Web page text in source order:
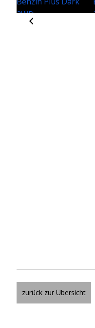
zurück zur Übersicht